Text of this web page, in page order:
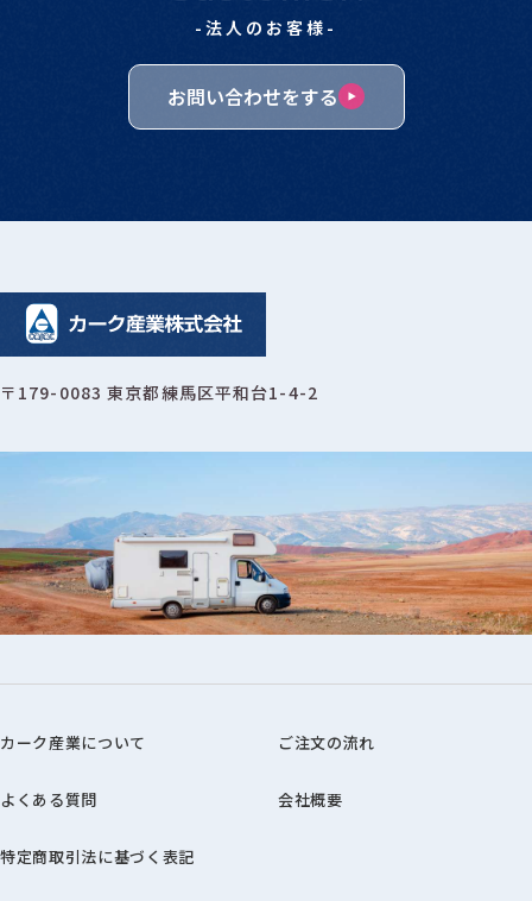
-法人のお客様-
お問い合わせをする
〒179-0083 東京都練馬区平和台1-4-2
カーク産業について ご注文の流れ
よくある質問 会社概要
特定商取引法に基づく表記